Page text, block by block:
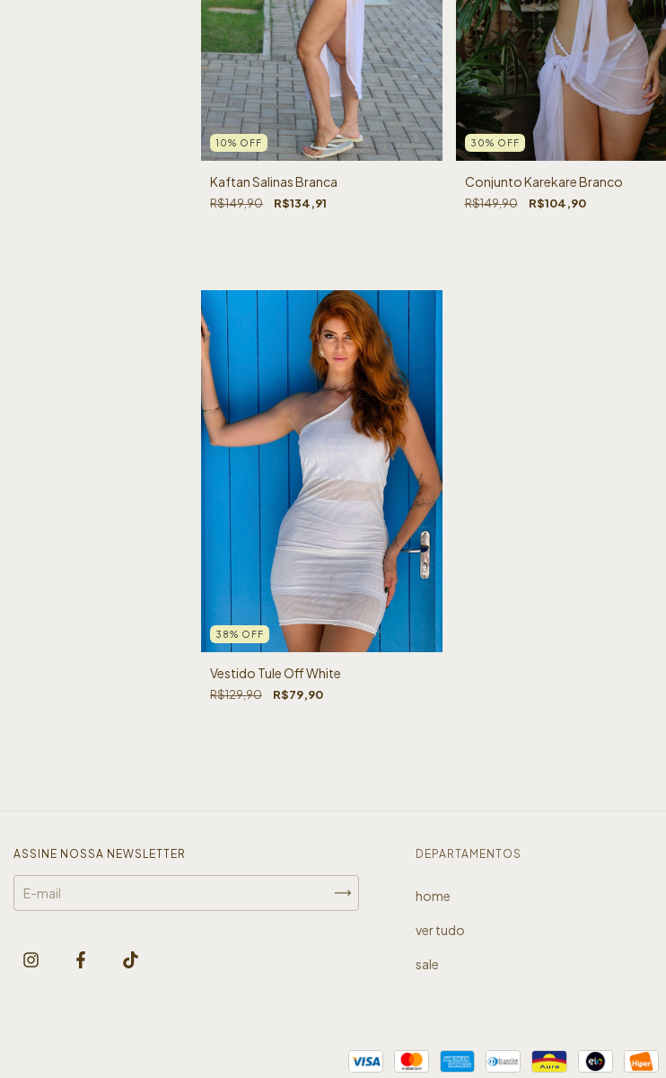
10% OFF
Kaftan Salinas Branca
R$149,90 R$134,91
30% OFF
Conjunto Karekare Branco
R$149,90 R$104,90
38% OFF
Vestido Tule Off White
R$129,90 R$79,90
ASSINE NOSSA NEWSLETTER DEPARTAMENTOS
home
ver tudo
sale